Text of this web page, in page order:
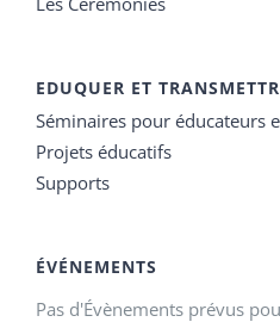
EDUQUER ET
Séminaires pour éducateurs
Projets éducatifs
Supports
ÉVÉNEMENTS
Pas d'Évènements prévus